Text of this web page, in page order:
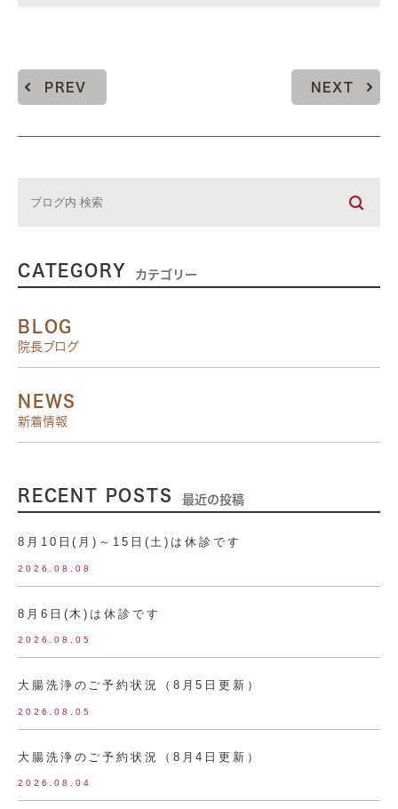
PREV NEXT
CATEGORY カテゴリー
BLOG
院長ブログ
NEWS
新着情報
RECENT POSTS 最近の投稿
8月10日(月)～15日(土)は休診です
2026.08.08
8月6日(木)は休診です
2026.08.05
大腸洗浄のご予約状況（8月5日更新）
2026.08.05
大腸洗浄のご予約状況（8月4日更新）
2026.08.04